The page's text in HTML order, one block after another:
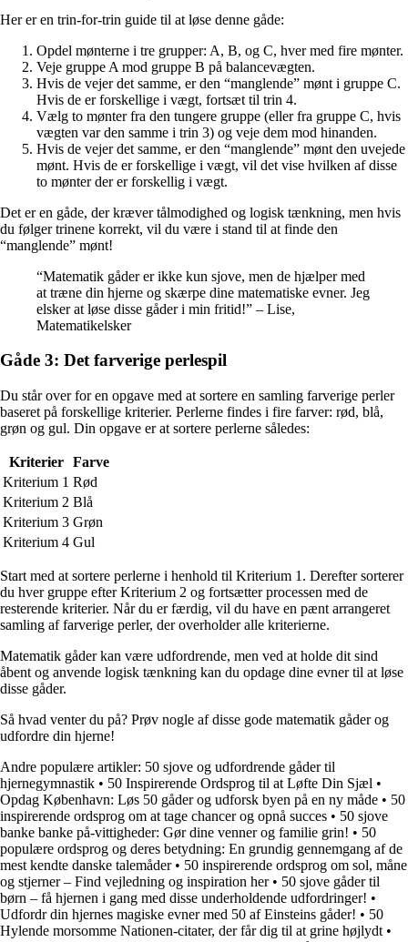
Her er en trin-for-trin guide til at løse denne gåde:
Opdel mønterne i tre grupper: A, B, og C, hver med fire mønter.
Veje gruppe A mod gruppe B på balancevægten.
Hvis de vejer det samme, er den “manglende” mønt i gruppe C.
Hvis de er forskellige i vægt, fortsæt til trin 4.
Vælg to mønter fra den tungere gruppe (eller fra gruppe C, hvis
vægten var den samme i trin 3) og veje dem mod hinanden.
Hvis de vejer det samme, er den “manglende” mønt den uvejede
mønt. Hvis de er forskellige i vægt, vil det vise hvilken af disse
to mønter der er forskellig i vægt.
Det er en gåde, der kræver tålmodighed og logisk tænkning, men hvis
du følger trinene korrekt, vil du være i stand til at finde den
“manglende” mønt!
“Matematik gåder er ikke kun sjove, men de hjælper med
at træne din hjerne og skærpe dine matematiske evner. Jeg
elsker at løse disse gåder i min fritid!” – Lise,
Matematikelsker
Gåde 3: Det farverige perlespil
Du står over for en opgave med at sortere en samling farverige perler
baseret på forskellige kriterier. Perlerne findes i fire farver: rød, blå,
grøn og gul. Din opgave er at sortere perlerne således:
Kriterier
Farve
Kriterium 1 Rød
Kriterium 2 Blå
Kriterium 3 Grøn
Kriterium 4 Gul
Start med at sortere perlerne i henhold til Kriterium 1. Derefter sorterer
du hver gruppe efter Kriterium 2 og fortsætter processen med de
resterende kriterier. Når du er færdig, vil du have en pænt arrangeret
samling af farverige perler, der overholder alle kriterierne.
Matematik gåder kan være udfordrende, men ved at holde dit sind
åbent og anvende logisk tænkning kan du opdage dine evner til at løse
disse gåder.
Så hvad venter du på? Prøv nogle af disse gode matematik gåder og
udfordre din hjerne!
Andre populære artikler: 50 sjove og udfordrende gåder til
hjernegymnastik • 50 Inspirerende Ordsprog til at Løfte Din Sjæl •
Opdag København: Løs 50 gåder og udforsk byen på en ny måde • 50
inspirerende ordsprog om at tage chancer og opnå succes • 50 sjove
banke banke på-vittigheder: Gør dine venner og familie grin! • 50
populære ordsprog og deres betydning: En grundig gennemgang af de
mest kendte danske talemåder• 50 inspirerende ordsprog om sol, måne
og stjerner – Find vejledning og inspiration her• 50 sjove gåder til
børn – få hjernen i gang med disse underholdende udfordringer! •
Udfordr din hjernes magiske evner med 50 af Einsteins gåder! • 50
Hylende morsomme Nationen-citater, der får dig til at grine højlydt •